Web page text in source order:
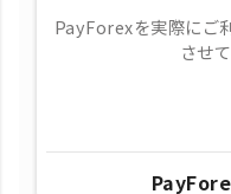
PayForexを実際にご
させ